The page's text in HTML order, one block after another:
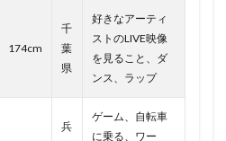
174cm
千
葉
県
好きなアーティ
ストのLIVE映像
を見ること、ダ
ンス、ラップ
兵
ゲーム、自転車
に乗る、ワー